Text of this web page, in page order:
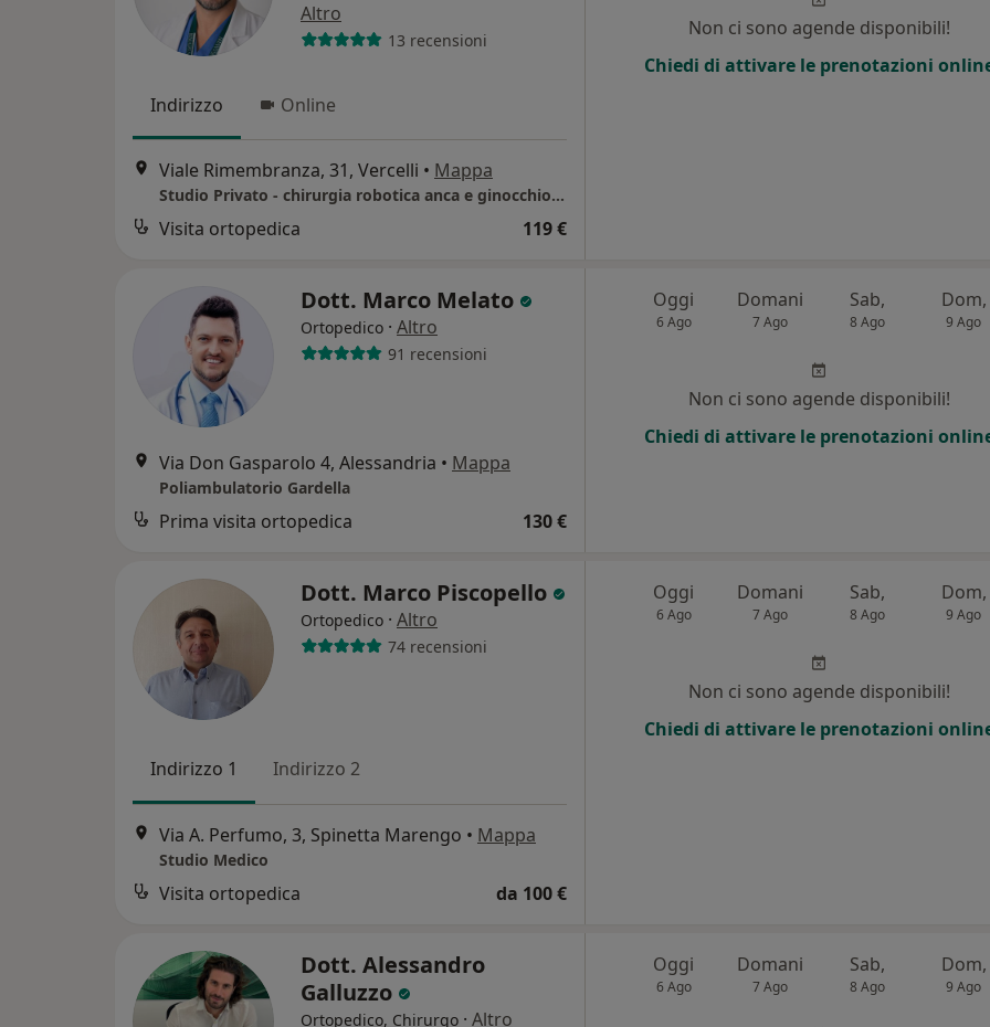
Altro
13 recensioni
Indirizzo Online
Viale Rimembranza, 31, Vercelli • Mappa
Studio Privato - chirurgia robotica anca e ginocchio (Rispoli-Galuppini)
Visita ortopedica 119 €
Non ci sono agende disponibili!
Chiedi di attivare le prenotazioni
Dott. Marco Melato
Ortopedico · Altro
91 recensioni
Via Don Gasparolo 4, Alessandria • Mappa
Poliambulatorio Gardella
Prima visita ortopedica 130 €
Oggi
6 Ago
Domani
7 Ago
Sab,
8 Ago
Dom,
9 Ago
Non ci sono agende disponibili!
Chiedi di attivare le prenotazioni
Dott. Marco Piscopello
Ortopedico · Altro
74 recensioni
Indirizzo 1 Indirizzo 2
Via A. Perfumo, 3, Spinetta Marengo • Mappa
Studio Medico
Visita ortopedica da 100 €
Oggi
6 Ago
Domani
7 Ago
Sab,
8 Ago
Dom,
9 Ago
Non ci sono agende disponibili!
Chiedi di attivare le prenotazioni
Dott. Alessandro
Galluzzo
Ortopedico, Chirurgo · Altro
Oggi
6 Ago
Domani
7 Ago
Sab,
8 Ago
Dom,
9 Ago